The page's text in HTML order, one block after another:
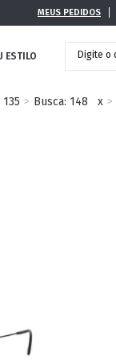
MEUS PEDIDOS
ESTILO
135 Busca: 148 x